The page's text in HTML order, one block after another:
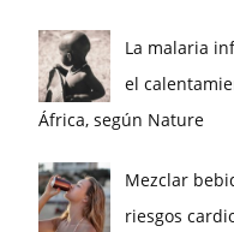
La malaria
el
África, según Nature
Mezclar
riesgos